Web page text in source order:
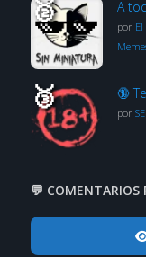
A
por
🔞
por
💬 COMENTARIOS